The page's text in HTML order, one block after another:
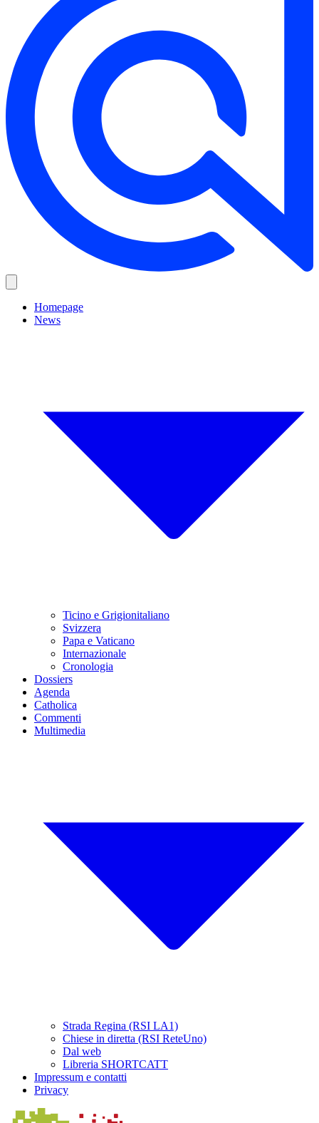
Homepage
News
Ticino e Grigionitaliano
Svizzera
Papa e Vaticano
Internazionale
Cronologia
Dossiers
Agenda
Catholica
Commenti
Multimedia
Strada Regina (RSI LA1)
Chiese in diretta (RSI ReteUno)
Dal web
Libreria SHORTCATT
Impressum e contatti
Privacy